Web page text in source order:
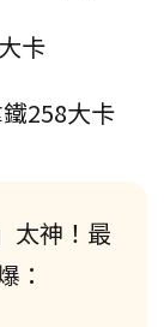
卡
258大卡
太神！最
：